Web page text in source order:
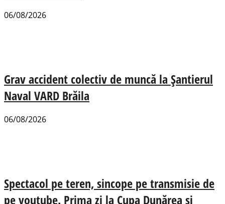
06/08/2026
Grav accident colectiv de muncă la Șantierul
Naval VARD Brăila
06/08/2026
Spectacol pe teren, sincope pe transmisie de
pe youtube. Prima zi la Cupa Dunărea și